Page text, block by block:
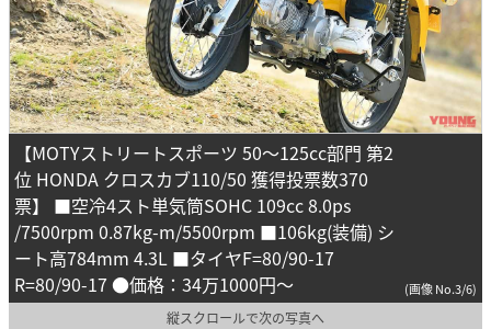
【MOTYストリートスポーツ 50～125cc部門 第2
位 HONDA クロスカブ110/50 獲得投票数370
票】 ■空冷4スト単気筒SOHC 109cc 8.0ps
/7500rpm 0.87kg-m/5500rpm ■106kg(装備) シ
ート高784mm 4.3L ■タイヤF=80/90-17
R=80/90-17 ●価格：34万1000円～
(画像 No.3/6)
縦スクロールで次の写真へ